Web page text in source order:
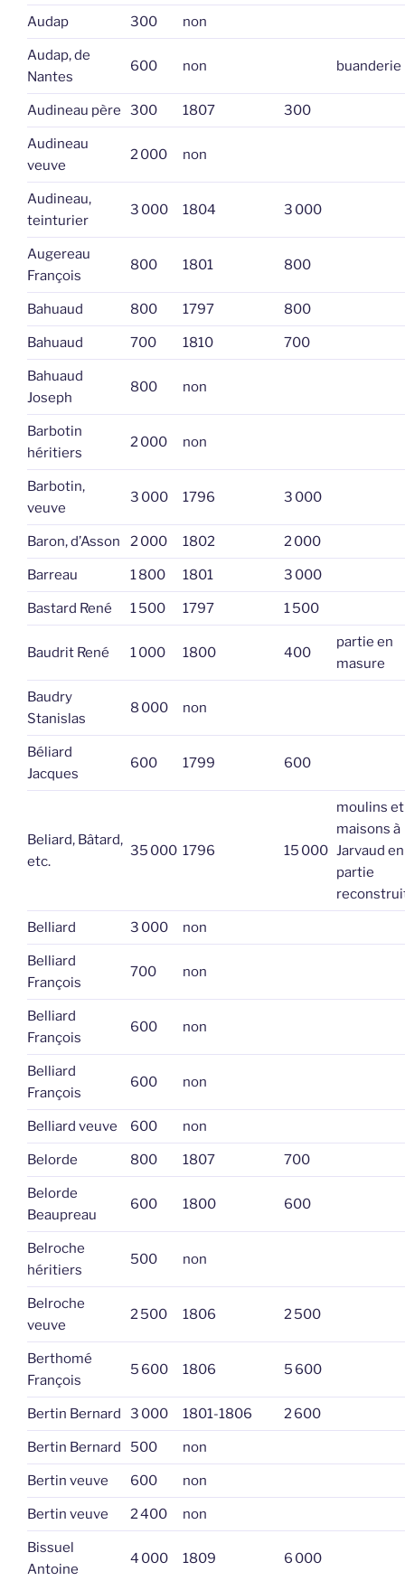
Audap 300 non
Audap, de
Nantes
600 non buanderie
Audineau père 300 1807 300
Audineau
veuve
2 000 non
Audineau,
teinturier
3 000 1804 3 000
Augereau
François
800 1801 800
Bahuaud 800 1797 800
Bahuaud 700 1810 700
Bahuaud
Joseph
800 non
Barbotin
héritiers
2 000 non
Barbotin,
veuve
3 000 1796 3 000
Baron, d’Asson 2 000 1802 2 000
Barreau 1 800 1801 3 000
Bastard René 1 500 1797 1 500
Baudrit René 1 000 1800 400
partie en
masure
Baudry
Stanislas
8 000 non
Béliard
Jacques
600 1799 600
Beliard, Bâtard,
etc.
35 000 1796 15 000
moulins et
maisons à
Jarvaud en
partie
Belliard 3 000 non
Belliard
François
700 non
Belliard
François
600 non
Belliard
François
600 non
Belliard veuve 600 non
Belorde 800 1807 700
Belorde
Beaupreau
600 1800 600
Belroche
héritiers
500 non
Belroche
veuve
2 500 1806 2 500
Berthomé
François
5 600 1806 5 600
Bertin Bernard 3 000 1801-1806 2 600
Bertin Bernard 500 non
Bertin veuve 600 non
Bertin veuve 2 400 non
Bissuel
Antoine
4 000 1809 6 000